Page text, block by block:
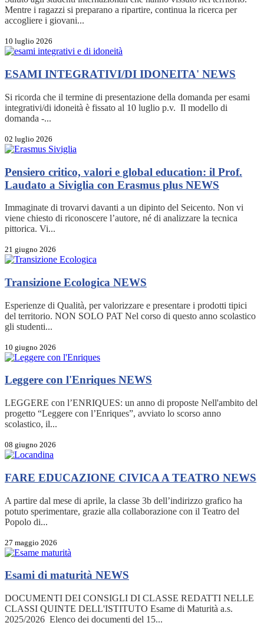
Mentre i ragazzi si preparano a ripartire, continua la ricerca per
accogliere i giovani...
10 luglio 2026
ESAMI INTEGRATIVI/DI IDONEITA' NEWS
Si ricorda che il termine di presentazione della domanda per esami
integrativi/di idoneità è fissato al 10 luglio p.v. Il modello di
domanda -...
02 luglio 2026
Pensiero critico, valori e global education: il Prof.
Laudato a Siviglia con Erasmus plus NEWS
Immaginate di trovarvi davanti a un dipinto del Seicento. Non vi
viene chiesto di riconoscere l’autore, né di analizzare la tecnica
pittorica. Vi...
21 giugno 2026
Transizione Ecologica NEWS
Esperienze di Qualità, per valorizzare e presentare i prodotti tipici
del territorio. NON SOLO PAT Nel corso di questo anno scolastico
gli studenti...
10 giugno 2026
Leggere con l'Enriques NEWS
LEGGERE con l’ENRIQUES: un anno di proposte Nell'ambito del
progetto “Leggere con l’Enriques”, avviato lo scorso anno
scolastico, il...
08 giugno 2026
FARE EDUCAZIONE CIVICA A TEATRO NEWS
A partire dal mese di aprile, la classe 3b dell’indirizzo grafico ha
potuto sperimentare, grazie alla collaborazione con il Teatro del
Popolo di...
27 maggio 2026
Esami di maturità NEWS
DOCUMENTI DEI CONSIGLI DI CLASSE REDATTI NELLE
CLASSI QUINTE DELL'ISTITUTO Esame di Maturità a.s.
2025/2026 Elenco dei documenti del 15...